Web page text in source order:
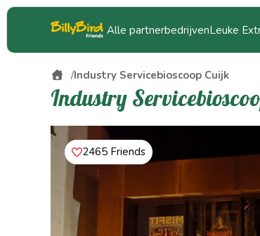
Alle partnerbedrijvenLeuke
Industry Servicebioscoop Cuijk
Industry
2465 Friends